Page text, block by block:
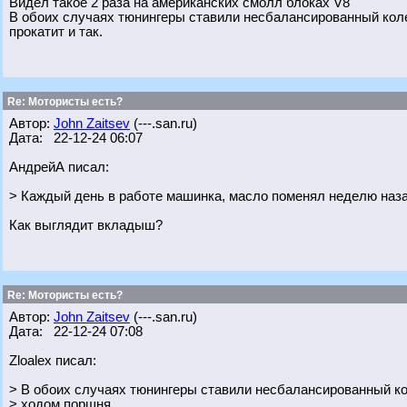
В обоих случаях тюнингеры ставили несбалансированный
прокатит и так.
Re: Мотористы есть?
Автор: John Zaitsev (---.san.ru)
Дата: 22-12-24 06:07
АндрейА писал:
> Каждый день в работе машинка, масло поменял неделю
Как выглядит вкладыш?
Re: Мотористы есть?
Автор: John Zaitsev (---.san.ru)
Дата: 22-12-24 07:08
Zloalex писал:
> В обоих случаях тюнингеры ставили несбалансированный